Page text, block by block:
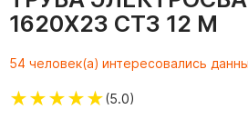
1620Х23 СТ3 12 М
54 человек(а) интересовались
★★★★★(5.0)